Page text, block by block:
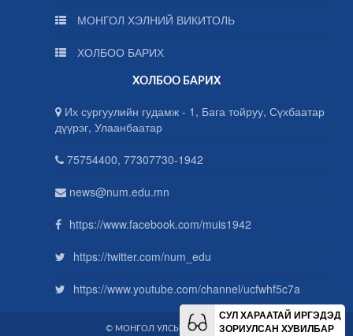
МОНГОЛ ХЭЛНИЙ ВИКИТОЛЬ
ХОЛБОО БАРИХ
ХОЛБОО БАРИХ
Их сургуулийн гудамж - 1, Бага тойруу, Сүхбаатар
дүүрэг, Улаанбаатар
75754400, 77307730-1942
news@num.edu.mn
https://www.facebook.com/muis1942
https://twitter.com/num_edu
https://www.youtube.com/channel/ucfwhf5c7a
© МОНГОЛ УЛСЫН ИХ СУРГУУЛЬ
СУЛ ХАРААТАЙ ИРГЭДЭД
ЗОРИУЛСАН ХУВИЛБАР